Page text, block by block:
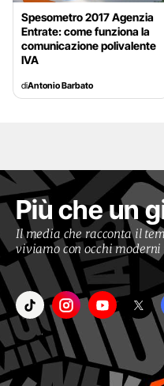
Spesometro 2017 Agenzia
Entrate: come funziona la
comunicazione polivalente
IVA
diAntonio Barbato
Più che un
Il media che racconta il
viviamo con occhi moderni